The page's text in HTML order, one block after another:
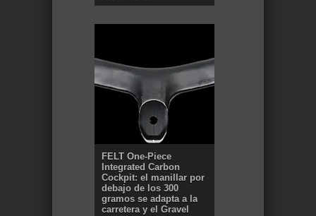
FELT One-Piece
Integrated Carbon
Cockpit: el manillar por
debajo de los 300
gramos se adapta a la
carretera y el Gravel